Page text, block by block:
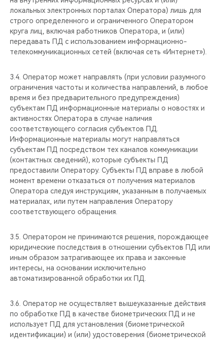
локальных электронных порталах Оператора) лишь для
строго определенного и ограниченного Оператором
круга лиц, включая работников Оператора, и (или)
передавать ПД с использованием информационно-
телекоммуникационных сетей (включая сеть «Интернет»).
3.4. Оператор может направлять (при условии разумного
ограничения частоты и количества направлений, в любое
время и без предварительного предупреждения)
субъектам ПД информационные материалы о новостях и
активностях Оператора в случае наличия
соответствующего согласия субъектов ПД.
Информационные материалы могут направляться
субъектам ПД посредством тех каналов коммуникации
(контактных сведений), которые субъекты ПД
предоставили Оператору. Субъекты ПД вправе в любой
момент времени отказаться от получения материалов
Оператора следуя инструкциям, указанным в получаемых
материалах, или путем направления Оператору
соответствующего обращения.
3.5. Оператором не принимаются решения, порождающее
юридические последствия в отношении субъектов ПД или
иным образом затрагивающее их права и законные
интересы, на основании исключительно
автоматизированной обработки их ПД.
3.6. Оператор не осуществляет вышеуказанные действия
по обработке ПД в качестве биометрических ПД и не
использует ПД для установления (биометрической
идентификации) и (или) удостоверения (биометрической